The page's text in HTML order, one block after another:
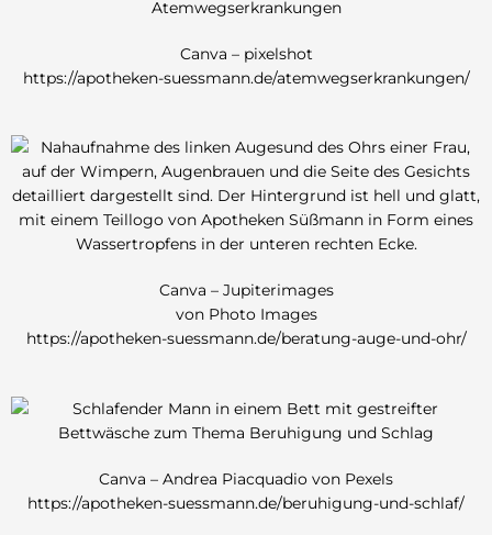
Canva – pixelshot
https://apotheken-suessmann.de/atemwegserkrankungen/
Canva – Jupiterimages
von Photo Images
https://apotheken-suessmann.de/beratung-auge-und-ohr/
Canva – Andrea Piacquadio von Pexels
https://apotheken-suessmann.de/beruhigung-und-schlaf/